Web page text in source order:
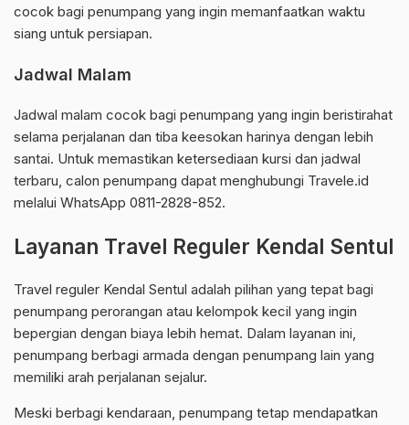
cocok bagi penumpang yang ingin memanfaatkan waktu
siang untuk persiapan.
Jadwal Malam
Jadwal malam cocok bagi penumpang yang ingin beristirahat
selama perjalanan dan tiba keesokan harinya dengan lebih
santai. Untuk memastikan ketersediaan kursi dan jadwal
terbaru, calon penumpang dapat menghubungi Travele.id
melalui WhatsApp 0811-2828-852.
Layanan Travel Reguler Kendal Sentul
Travel reguler Kendal Sentul adalah pilihan yang tepat bagi
penumpang perorangan atau kelompok kecil yang ingin
bepergian dengan biaya lebih hemat. Dalam layanan ini,
penumpang berbagi armada dengan penumpang lain yang
memiliki arah perjalanan sejalur.
Meski berbagi kendaraan, penumpang tetap mendapatkan